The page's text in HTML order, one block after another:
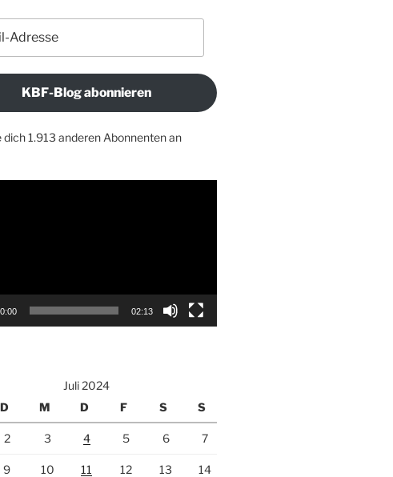
KBF-Blog abonnieren
dich 1.913 anderen Abonnenten an
02:13
Juli 2024
D M D F S S
2 3 4 5 6 7
9 10 11 12 13 14